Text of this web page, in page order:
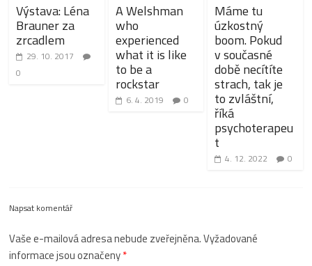
Výstava: Léna
Brauner za
zrcadlem
29. 10. 2017
0
A Welshman
who
experienced
what it is like
to be a
rockstar
6. 4. 2019 0
Máme tu
úzkostný
boom. Pokud
v současné
době necítíte
strach, tak je
to zvláštní,
říká
psychoterapeu
t
4. 12. 2022 0
Napsat komentář
Vaše e-mailová adresa nebude zveřejněna.Vyžadované
informace jsou označeny*